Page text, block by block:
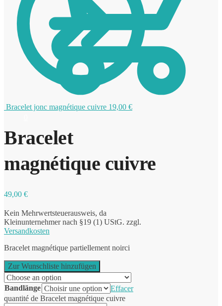
Bracelet jonc magnétique cuivre 19,00 €
Bracelet
magnétique cuivre
49,00 €
Kein Mehrwertsteuerausweis, da
Kleinunternehmer nach §19 (1) UStG. zzgl.
Versandkosten
Bracelet magnétique partiellement noirci
Zur Wunschliste hinzufügen
Bandlänge
Effacer
quantité de Bracelet magnétique cuivre